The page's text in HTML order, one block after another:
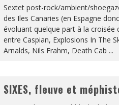
Sextet post-rock/ambient/
des Iles Canaries (en Espagne
évoluant quelque part à la croisée
entre Caspian, Explosions In The
Arnalds, Nils Frahm, Death Cab ...
SIXES, fleuve et